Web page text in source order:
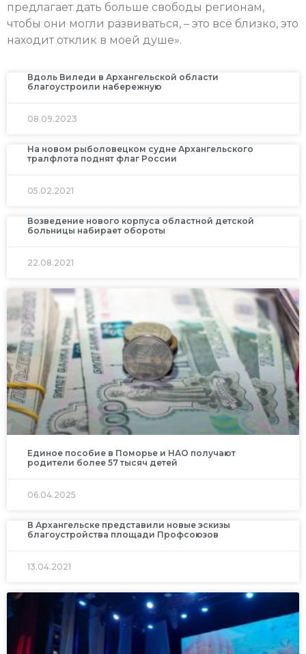
предлагает дать больше свободы регионам,
чтобы они могли развиваться, – это всё близко, это
находит отклик в моей душе».
Вдоль Виледи в Архангельской области
благоустроили набережную
08.09.2023
На новом рыболовецком судне Архангельского
тралфлота поднят флаг России
05.02.2021
Возведение нового корпуса областной детской
больницы набирает обороты
22.08.2021
Единое пособие в Поморье и НАО получают
родители более 57 тысяч детей
06.04.2025
В Архангельске представили новые эскизы
благоустройства площади Профсоюзов
13.04.2021